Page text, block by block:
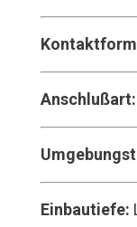
Anschlußart:
Einbautiefe: